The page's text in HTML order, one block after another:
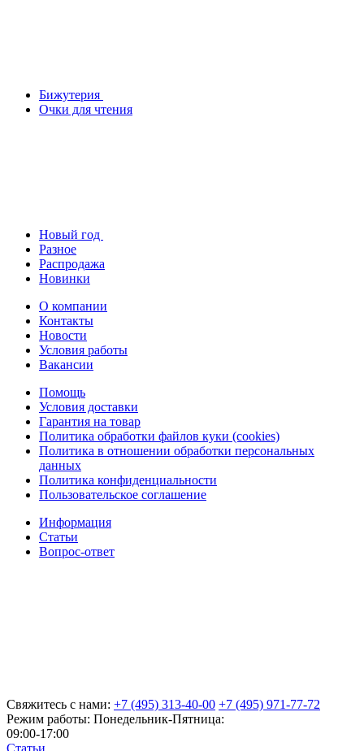
Бижутерия
Очки для чтения
Новый год
Разное
Распродажа
Новинки
О компании
Контакты
Новости
Условия работы
Вакансии
Помощь
Условия доставки
Гарантия на товар
Политика обработки файлов куки (cookies)
Политика в отношении обработки персональных
данных
Политика конфиденциальности
Пользовательское соглашение
Информация
Статьи
Вопрос-ответ
Свяжитесь с нами: +7 (495) 313-40-00 +7 (495) 971-77-72
Режим работы: Понедельник-Пятница:
09:00-17:00
Статьи